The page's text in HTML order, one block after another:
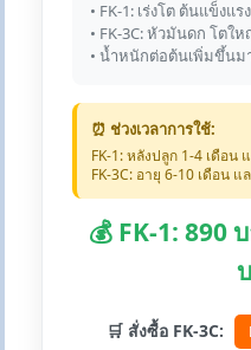
• FK-1: เร่งโต ต้นแข็งแ
• FK-3C: หัวมันดก โตใ
• น้ำหนักต่อต้นเพิ่มขึ้นม
⏰ ช่วงเวลาการใช้:
FK-1: หลังปลูก 1-4 เดือน
FK-3C: อายุ 6-10 เดือน
💰 FK-1: 890
🛒 สั่งซื้อ FK-3C: